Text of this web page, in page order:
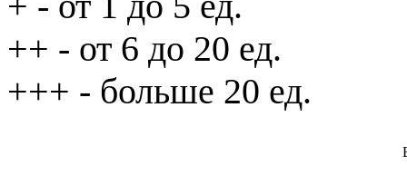
++ - от 6 до 20 ед.
+++ - больше 20 ед.